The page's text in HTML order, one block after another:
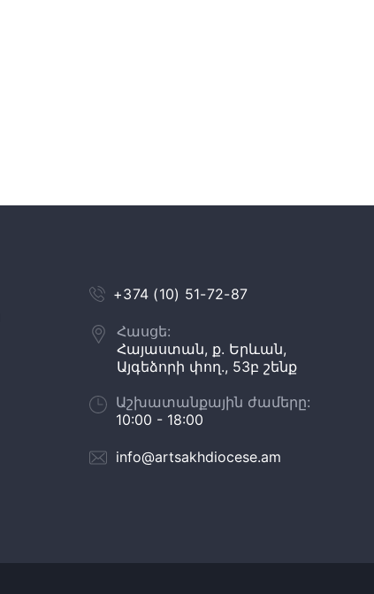
+374 (10) 51-72-87
Հասցե:
Հայաստան, ք. Երևան,
Այգեձորի փող., 53բ շենք
Աշխատանքային ժամերը:
10:00 - 18:00
info@artsakhdiocese.am